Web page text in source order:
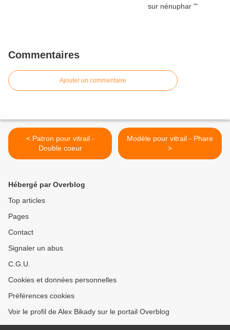
Commentaires
Ajouter un commentaire
< Patron pour vitrail -
Double coeur
Modèle pour vitrail - Phare
>
Hébergé par Overblog
Top articles
Pages
Contact
Signaler un abus
C.G.U.
Cookies et données personnelles
Préférences cookies
Voir le profil de Alex Bikady sur le portail Overblog